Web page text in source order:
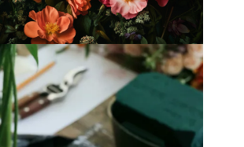
Categories
(123)